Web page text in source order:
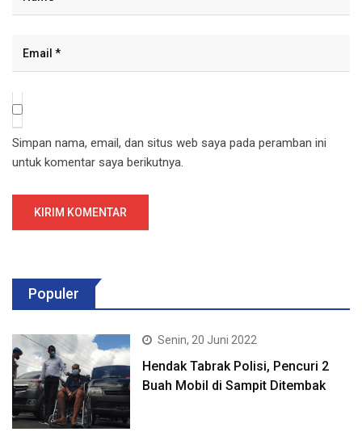
Simpan nama, email, dan situs web saya pada peramban ini
untuk komentar saya berikutnya.
Populer
Senin, 20 Juni 2022
Hendak Tabrak Polisi, Pencuri 2
Buah Mobil di Sampit Ditembak